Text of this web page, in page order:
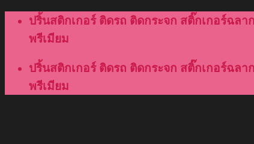
Skip
content
ปริ้นสติกเกอร์ ติดรถ ติดกระจก สติ๊กเกอร์ฉล
พรีเมียม
ปริ้นสติกเกอร์ ติดรถ ติดกระจก สติ๊กเกอร์ฉล
พรีเมียม